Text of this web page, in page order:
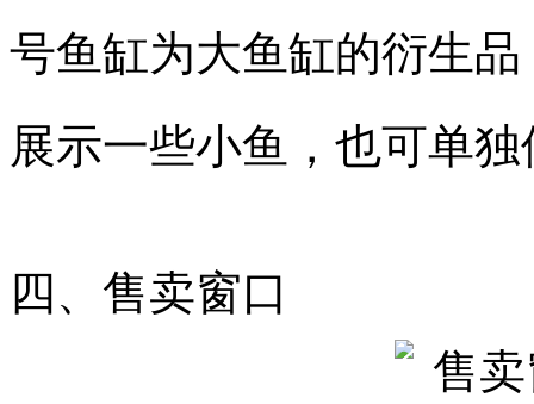
号鱼缸为大鱼缸的衍生
展示一些小鱼，也可单
四、售卖窗口